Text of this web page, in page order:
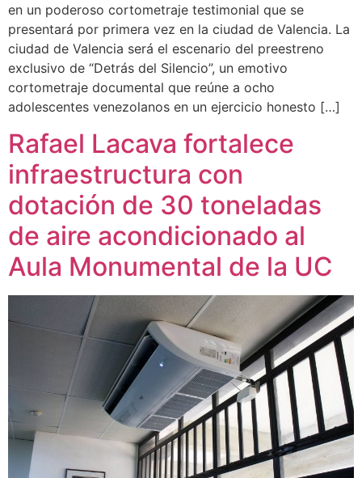
en un poderoso cortometraje testimonial que se
presentará por primera vez en la ciudad de Valencia. La
ciudad de Valencia será el escenario del preestreno
exclusivo de “Detrás del Silencio”, un emotivo
cortometraje documental que reúne a ocho
adolescentes venezolanos en un ejercicio honesto […]
Rafael Lacava fortalece
infraestructura con
dotación de 30 toneladas
de aire acondicionado al
Aula Monumental de la UC